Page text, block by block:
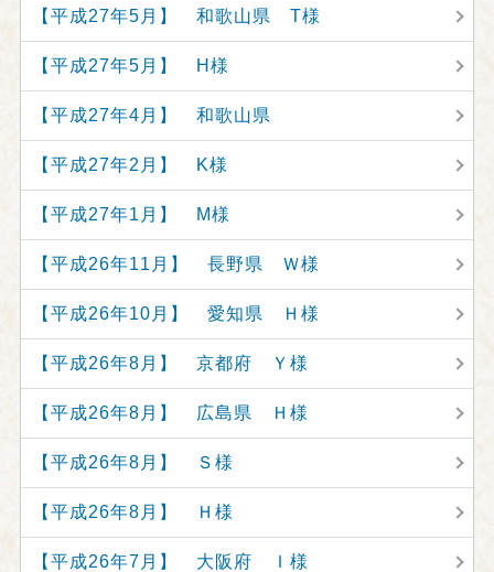
【平成27年5月】 和歌山県 T様
【平成27年5月】 H様
【平成27年4月】 和歌山県
【平成27年2月】 K様
【平成27年1月】 M様
【平成26年11月】 長野県 Ｗ様
【平成26年10月】 愛知県 Ｈ様
【平成26年8月】 京都府 Ｙ様
【平成26年8月】 広島県 Ｈ様
【平成26年8月】 Ｓ様
【平成26年8月】 Ｈ様
【平成26年7月】 大阪府 Ｉ様